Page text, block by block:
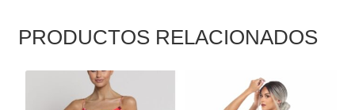
PRODUCTOS RELACIONADOS
PRODUCTO
PRODUCTO